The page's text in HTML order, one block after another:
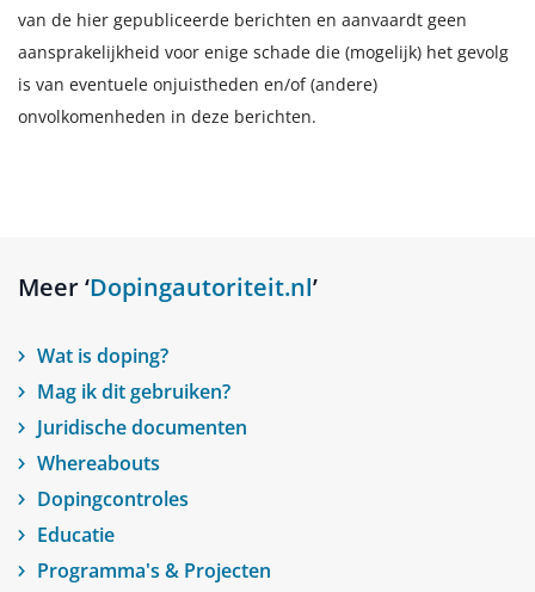
van de hier gepubliceerde berichten en aanvaardt geen
aansprakelijkheid voor enige schade die (mogelijk) het gevolg
is van eventuele onjuistheden en/of (andere)
onvolkomenheden in deze berichten.
Meer ‘Dopingautoriteit.nl’
Wat is doping?
Mag ik dit gebruiken?
Juridische documenten
Whereabouts
Dopingcontroles
Educatie
Programma's & Projecten